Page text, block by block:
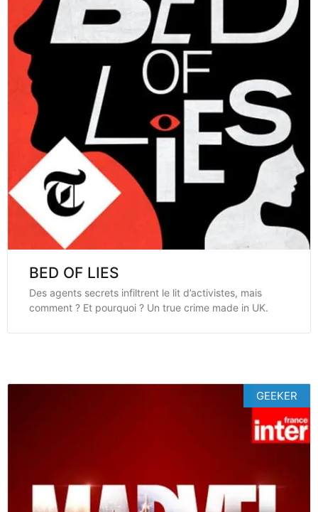
BED OF LIES
Des agents secrets infiltrent le lit d’activistes, mais
comment ? Et pourquoi ? Un true crime made in UK.
GEEKER